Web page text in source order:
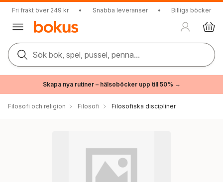
Fri frakt över 249 kr • Snabba leveranser • Billiga böcker
Sök bok, spel, pussel, penna...
Skapa nya rutiner – hälsoböcker upp till 50% →
Filosofi och religion Filosofi Filosofiska discipliner